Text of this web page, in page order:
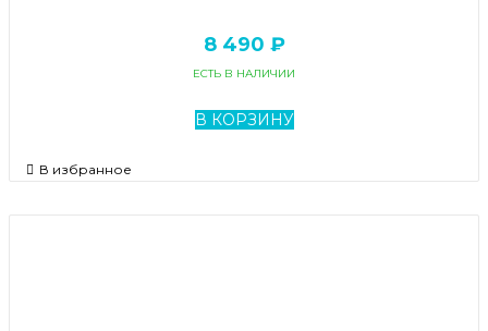
8 490 ₽
ЕСТЬ В НАЛИЧИИ
В КОРЗИНУ
В избранное